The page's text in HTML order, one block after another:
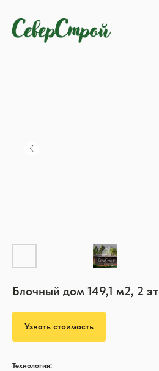
Блочный дом 149,1 м2, 2 эт
Узнать стоимость
Технология: